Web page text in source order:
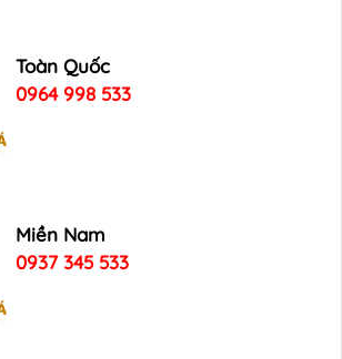
Toàn Quốc
0964 998 533
Miền Nam
0937 345 533